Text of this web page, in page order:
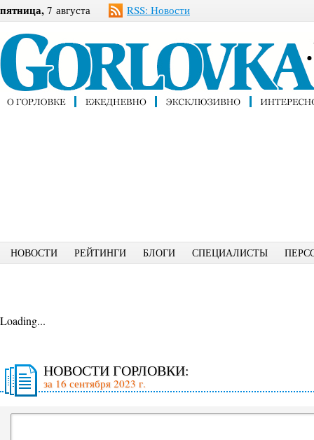
пятница, 7 августа RSS: Новости
НОВОСТИ РЕЙТИНГИ БЛОГИ СПЕЦИАЛИСТЫ
Loading...
НОВОСТИ ГОРЛОВКИ:
за 16 сентября 2023 г.